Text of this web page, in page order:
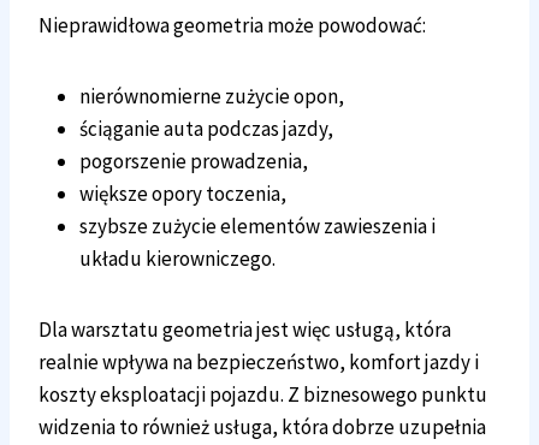
Nieprawidłowa geometria może powodować:
nierównomierne zużycie opon,
ściąganie auta podczas jazdy,
pogorszenie prowadzenia,
większe opory toczenia,
szybsze zużycie elementów zawieszenia i
układu kierowniczego.
Dla warsztatu geometria jest więc usługą, która
realnie wpływa na bezpieczeństwo, komfort jazdy i
koszty eksploatacji pojazdu. Z biznesowego punktu
widzenia to również usługa, która dobrze uzupełnia